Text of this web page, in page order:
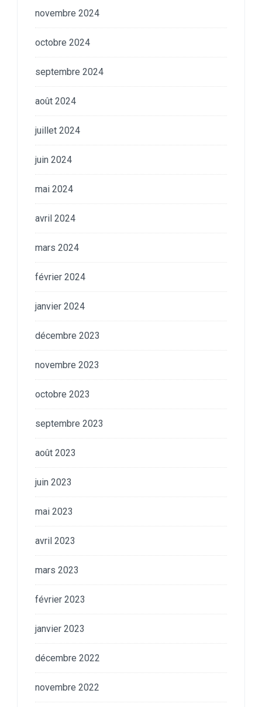
novembre 2024
octobre 2024
septembre 2024
août 2024
juillet 2024
juin 2024
mai 2024
avril 2024
mars 2024
février 2024
janvier 2024
décembre 2023
novembre 2023
octobre 2023
septembre 2023
août 2023
juin 2023
mai 2023
avril 2023
mars 2023
février 2023
janvier 2023
décembre 2022
novembre 2022